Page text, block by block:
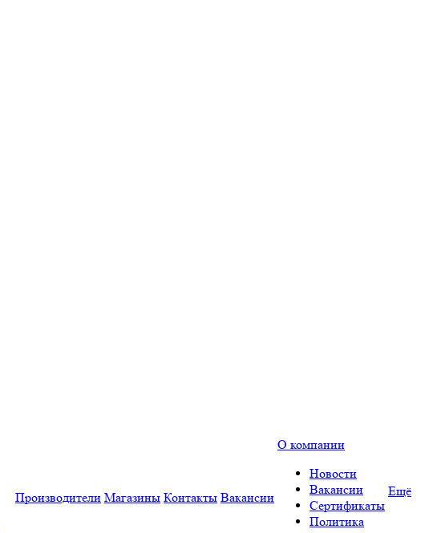
Производители Магазины Контакты Вакансии
О компании
Новости
Вакансии
Сертификаты
Политика
Ещё